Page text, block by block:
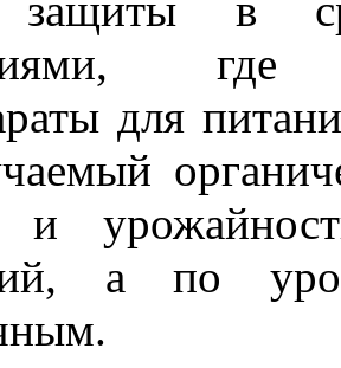
защиты в
где
для
и
а по